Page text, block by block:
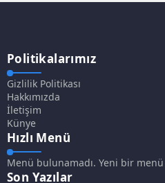
Politikalarımız
Gizlilik Politikası
Hakkımızda
İletişim
Künye
Hızlı Menü
Menü bulunamadı. Yeni bir
Son Yazılar